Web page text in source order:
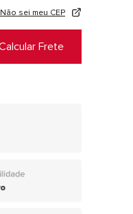
Não sei meu CEP